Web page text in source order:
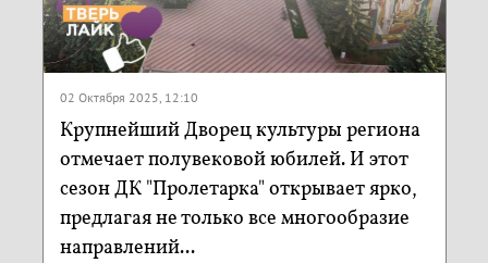
02 Октября 2025, 12:10
Крупнейший Дворец культуры региона
отмечает полувековой юбилей. И этот
сезон ДК "Пролетарка" открывает ярко,
предлагая не только все многообразие
направлений...